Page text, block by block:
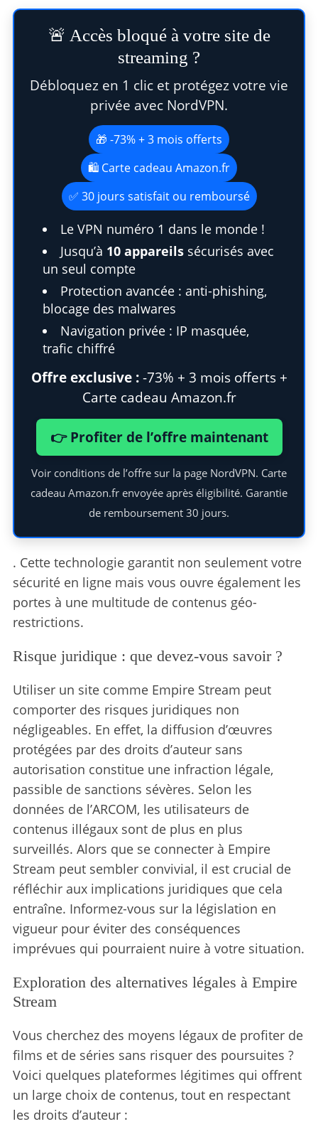
🚨 Accès bloqué à votre site de
streaming ?
Débloquez en 1 clic et protégez votre vie
privée avec NordVPN.
🎁 -73% + 3 mois offerts
🛍️ Carte cadeau Amazon.fr
✅ 30 jours satisfait ou remboursé
Le VPN numéro 1 dans le monde !
Jusqu’à 10 appareilssécurisés avec
un seul compte
Protection avancée : anti-phishing,
blocage des malwares
Navigation privée : IP masquée,
trafic chiffré
Offre exclusive :-73% + 3 mois offerts +
Carte cadeau Amazon.fr
👉 Profiter de l’offre maintenant
Voir conditions de l’offre sur la page NordVPN. Carte
cadeau Amazon.fr envoyée après éligibilité. Garantie
de remboursement 30 jours.
. Cette technologie garantit non seulement votre
sécurité en ligne mais vous ouvre également les
portes à une multitude de contenus géo-
restrictions.
Risque juridique : que devez-vous savoir ?
Utiliser un site comme Empire Stream peut
comporter des risques juridiques non
négligeables. En effet, la diffusion d’œuvres
protégées par des droits d’auteur sans
autorisation constitue une infraction légale,
passible de sanctions sévères. Selon les
données de l’ARCOM, les utilisateurs de
contenus illégaux sont de plus en plus
surveillés. Alors que se connecter à Empire
Stream peut sembler convivial, il est crucial de
réfléchir aux implications juridiques que cela
entraîne. Informez-vous sur la législation en
vigueur pour éviter des conséquences
imprévues qui pourraient nuire à votre situation.
Exploration des alternatives légales à Empire
Stream
Vous cherchez des moyens légaux de profiter de
films et de séries sans risquer des poursuites ?
Voici quelques plateformes légitimes qui offrent
un large choix de contenus, tout en respectant
les droits d’auteur :
S
e
a
r
c
f
o
: